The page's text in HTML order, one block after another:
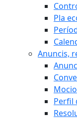
Pla
Anuncis,
Perfil